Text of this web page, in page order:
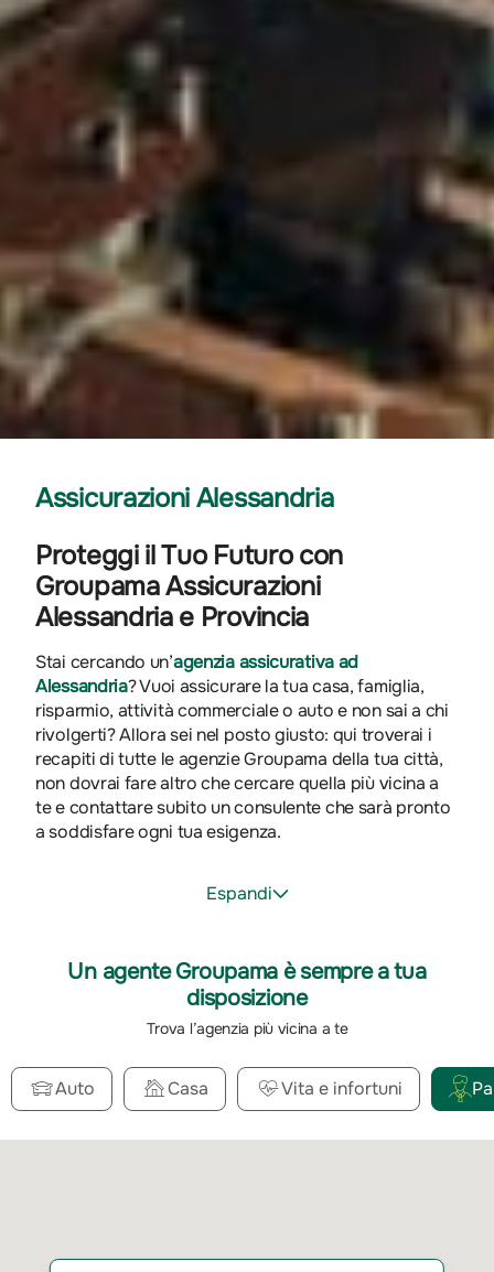
Assicurazioni Alessandria
Proteggi il Tuo Futuro con
Groupama Assicurazioni
Alessandria e Provincia
Stai cercando un’agenzia assicurativa ad
Alessandria? Vuoi assicurare la tua casa, famiglia,
risparmio, attività commerciale o auto e non sai a chi
rivolgerti? Allora sei nel posto giusto: qui troverai i
recapiti di tutte le agenzie Groupama della tua città,
non dovrai fare altro che cercare quella più vicina a
te e contattare subito un consulente che sarà pronto
a soddisfare ogni tua esigenza.
Espandi
Un agente Groupama è sempre a tua
disposizione
Trova l’agenzia più vicina a te
Auto Casa Vita e infortuni